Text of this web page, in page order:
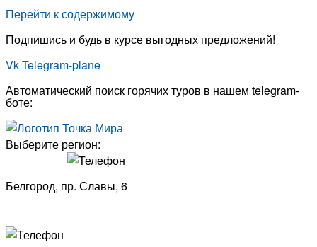
Перейти к содержимому
Подпишись и будь в курсе выгодных предложений!
VkTelegram-plane
Автоматический поиск горячих туров в нашем telegram-
боте:
Выберите регион:
Белгород, пр. Славы, 6